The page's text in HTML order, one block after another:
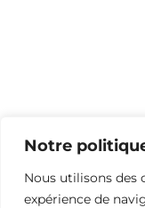
Notre
Nous utilisons des
expérience de